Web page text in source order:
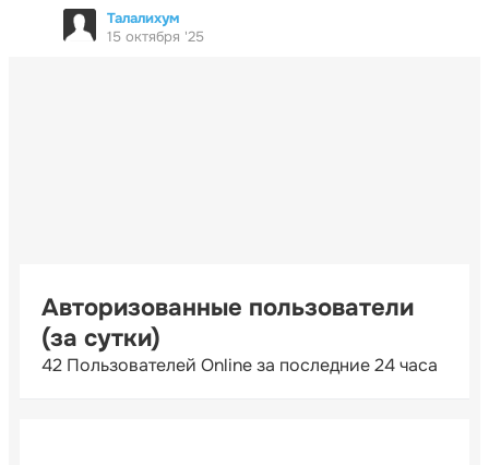
Талалихум
15 октября '25
Авторизованные пользователи
(за сутки)
42 Пользователей Online за последние 24 часа